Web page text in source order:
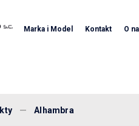
Marka i Model Kontakt O
Alhambra